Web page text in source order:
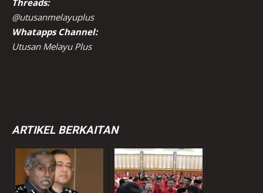
@utusanmelayuplus
Whatapps Channel:
Utusan Melayu Plus
ARTIKEL BERKAITAN